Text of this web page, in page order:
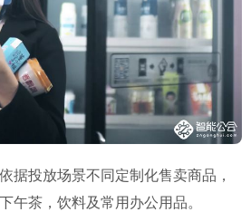
据投放场景不同定制化售卖商品，
午茶，饮料及常用办公用品。